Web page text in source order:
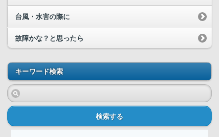
台風・水害の際に
故障かな？と思ったら
キーワード検索
検索する